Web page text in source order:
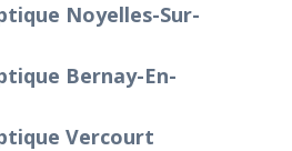
Noyelles-Sur-
Bernay-En-
Vercourt